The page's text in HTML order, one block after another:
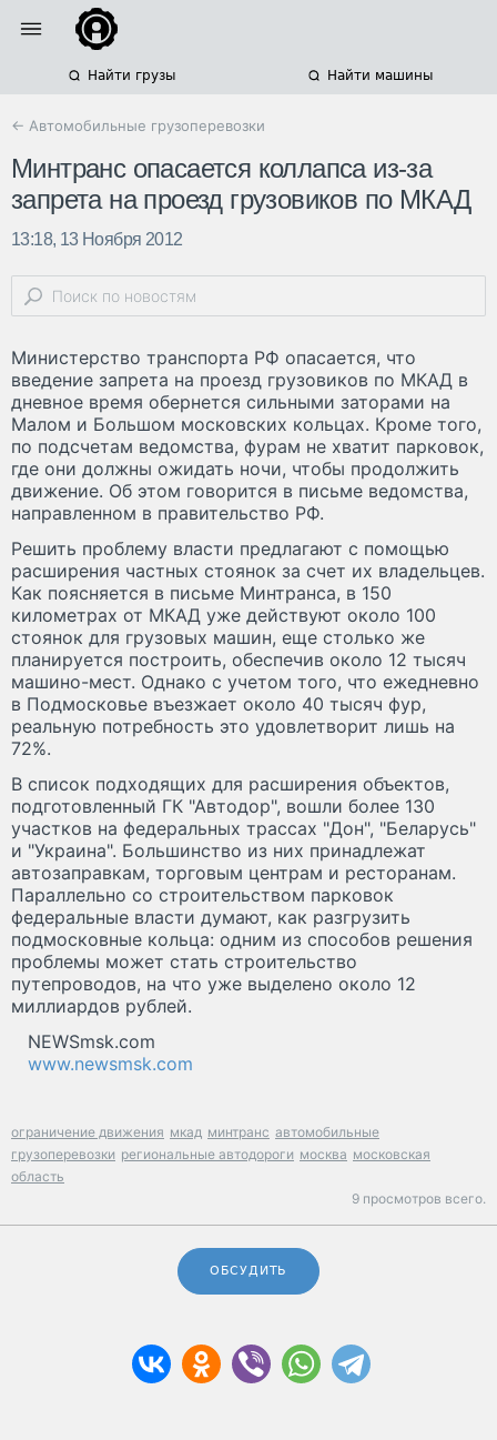
Найти грузы Найти машины
← Автомобильные грузоперевозки
Минтранс опасается коллапса из-за
запрета на проезд грузовиков по МКАД
13:18, 13 Ноября 2012
Министерство транспорта РФ опасается, что
введение запрета на проезд грузовиков по МКАД в
дневное время обернется сильными заторами на
Малом и Большом московских кольцах. Кроме того,
по подсчетам ведомства, фурам не хватит парковок,
где они должны ожидать ночи, чтобы продолжить
движение. Об этом говорится в письме ведомства,
направленном в правительство РФ.
Решить проблему власти предлагают с помощью
расширения частных стоянок за счет их владельцев.
Как поясняется в письме Минтранса, в 150
километрах от МКАД уже действуют около 100
стоянок для грузовых машин, еще столько же
планируется построить, обеспечив около 12 тысяч
машино-мест. Однако с учетом того, что ежедневно
в Подмосковье въезжает около 40 тысяч фур,
реальную потребность это удовлетворит лишь на
72%.
В список подходящих для расширения объектов,
подготовленный ГК "Автодор", вошли более 130
участков на федеральных трассах "Дон", "Беларусь"
и "Украина". Большинство из них принадлежат
автозаправкам, торговым центрам и ресторанам.
Параллельно со строительством парковок
федеральные власти думают, как разгрузить
подмосковные кольца: одним из способов решения
проблемы может стать строительство
путепроводов, на что уже выделено около 12
миллиардов рублей.
NEWSmsk.com
www.newsmsk.com
ограничение движения мкад минтранс автомобильные
грузоперевозки региональные автодороги москва московская
область
9 просмотров всего.
ОБСУДИТЬ